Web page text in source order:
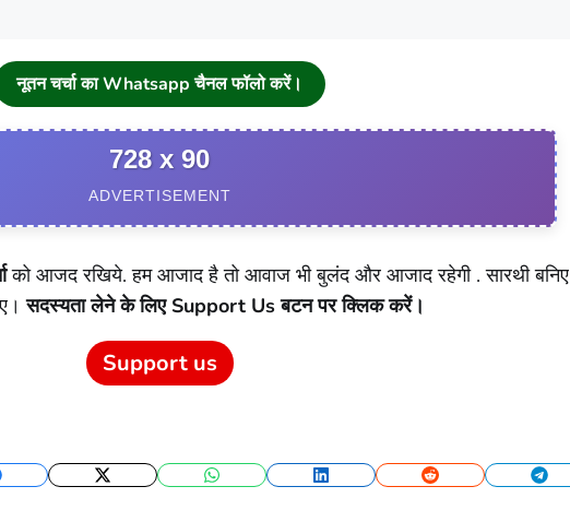
नूतन चर्चा का Whatsapp चैनल फॉलो करें।
728 x 90
ADVERTISEMENT
को आजद रखिये. हम आजाद है तो आवाज भी बुलंद और आजाद रहेगी . सारथी
सदस्यता लेने के लिए Support Us बटन पर क्लिक करें।
Support us
Facebook Twitter WhatsApp LinkedIn Reddit